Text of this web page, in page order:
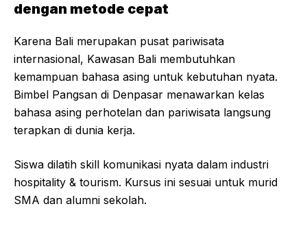
dengan metode cepat
Karena Bali merupakan pusat pariwisata
internasional, Kawasan Bali membutuhkan
kemampuan bahasa asing untuk kebutuhan nyata.
Bimbel Pangsan di Denpasar menawarkan kelas
bahasa asing perhotelan dan pariwisata langsung
terapkan di dunia kerja.
Siswa dilatih skill komunikasi nyata dalam industri
hospitality & tourism. Kursus ini sesuai untuk murid
SMA dan alumni sekolah.